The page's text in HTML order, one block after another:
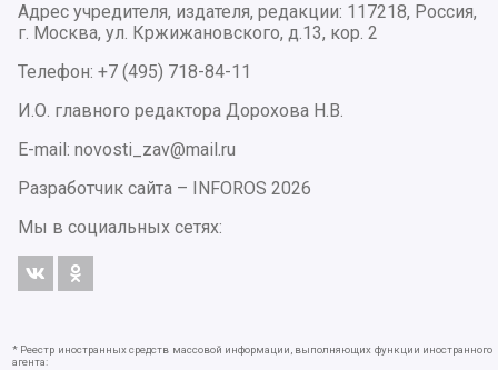
Адрес учредителя, издателя, редакции: 117218, Россия,
г. Москва, ул. Кржижановского, д.13, кор. 2
Телефон: +7 (495) 718-84-11
И.О. главного редактора Дорохова Н.В.
E-mail: novosti_zav@mail.ru
Разработчик сайта –
INFOROS 2026
Мы в социальных сетях:
* Реестр иностранных средств массовой информации, выполняющих функции иностранного
агента: